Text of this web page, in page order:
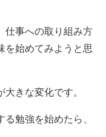
仕事への取り組み方
を始めてみようと思
きな変化です。
勉強を始めたら、